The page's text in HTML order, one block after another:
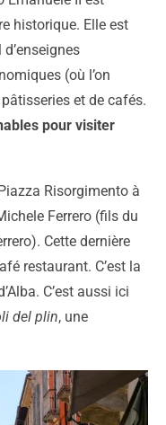
historique. Elle est
(où l’on
et de cafés.
pour visiter
Risorgimento à
Ferrero (fils du
Cette dernière
restaurant. C’est la
C’est aussi ici
del plin, une